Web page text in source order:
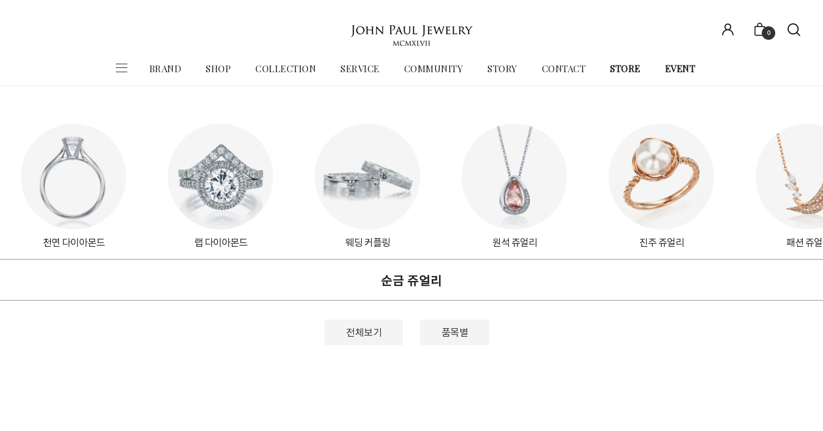
0
BRAND SHOP COLLECTION SERVICE COMMUNITY STORY CONTACT STORE EVENT
천연 다이아몬드 랩 다이아몬드 웨딩 커플링 원석 쥬얼리 진주 쥬얼리 패션 쥬
순금 쥬얼리
전체보기 품목별